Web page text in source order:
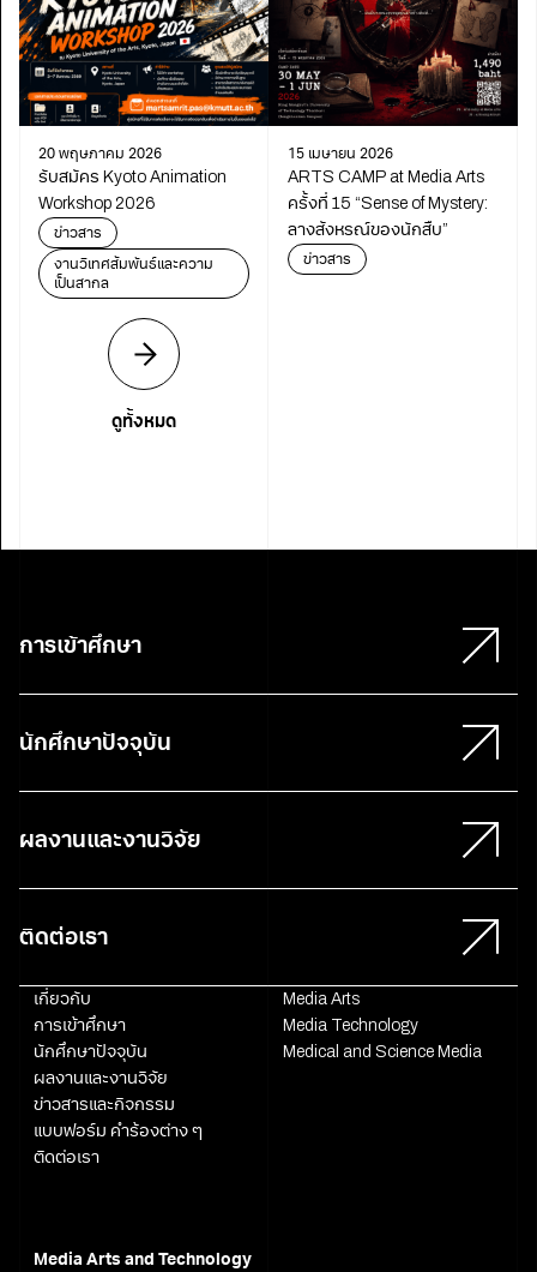
20 พฤษภาคม 2026
รับสมัคร Kyoto Animation
Workshop 2026
ข่าวสาร
งานวิเทศสัมพันธ์และความ
เป็นสากล
15 เมษายน 2026
ARTS CAMP at Media Arts
ครั้งที่ 15 “Sense of Mystery:
ลางสังหรณ์ของนักสืบ”
ข่าวสาร
ดูทั้งหมด
การเข้าศึกษา
นักศึกษาปัจจุบัน
ผลงานและงานวิจัย
ติดต่อเรา
เกี่ยวกับ
การเข้าศึกษา
นักศึกษาปัจจุบัน
ผลงานและงานวิจัย
ข่าวสารและกิจกรรม
แบบฟอร์ม คำร้องต่าง ๆ
ติดต่อเรา
Media Arts
Media Technology
Medical and Science Media
Media Arts and Technology